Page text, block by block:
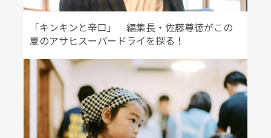
「キンキンと辛口」 編集長・佐藤尊徳がこの
夏のアサヒスーパードライを探る！